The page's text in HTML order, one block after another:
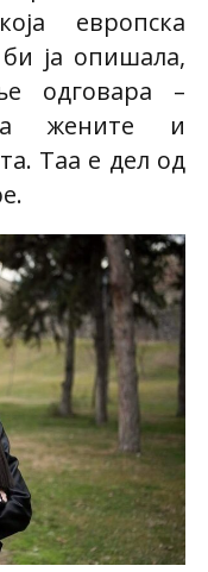
европска
ја опишала,
одговара –
жените и
Таа е дел од